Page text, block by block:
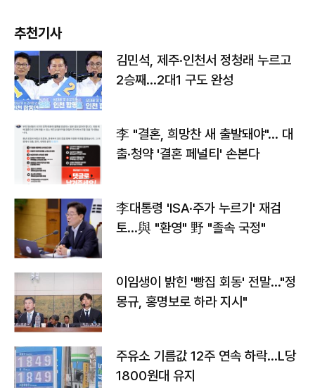
추천기사
김민석, 제주·인천서 정청래 누르고
2승째…2대1 구도 완성
李 "결혼, 희망찬 새 출발돼야"… 대
출·청약 '결혼 페널티' 손본다
李대통령 'ISA·주가 누르기' 재검
토…與 "환영" 野 "졸속 국정"
이임생이 밝힌 '빵집 회동' 전말…"정
몽규, 홍명보로 하라 지시"
주유소 기름값 12주 연속 하락…L당
1800원대 유지